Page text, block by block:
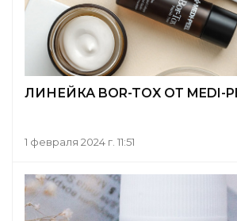
ЛИНЕЙКА BOR-TOX ОТ MEDI-
1 февраля 2024 г. 11:51